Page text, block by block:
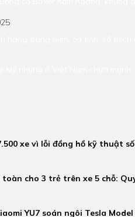
xe vì lỗi đồng hồ kỹ thuật
cho 3 trẻ trên xe 5 chỗ:
YU7 soán ngôi Tesla Model